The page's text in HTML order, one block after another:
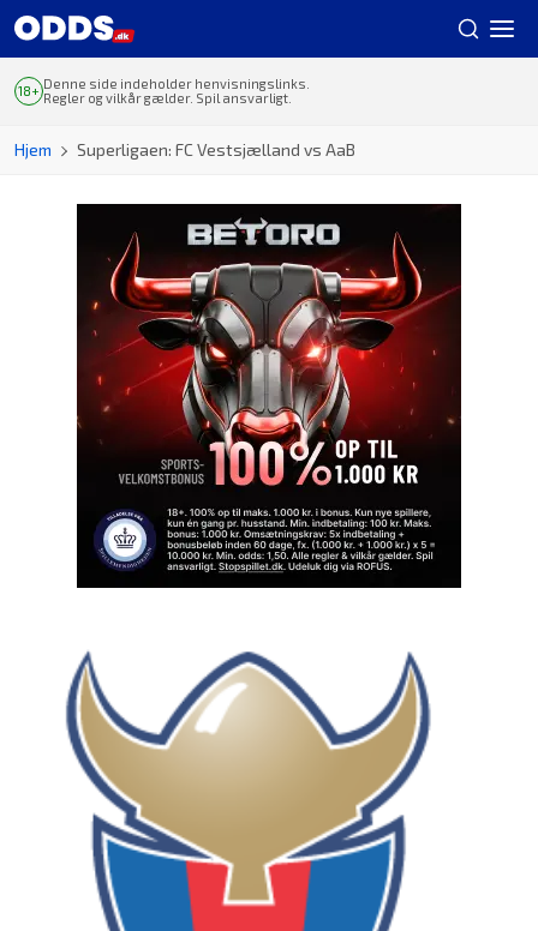
Hjem Superligaen: FC Vestsjælland vs AaB
Denne side indeholder henvisningslinks.
Regler og vilkår gælder. Spil ansvarligt.